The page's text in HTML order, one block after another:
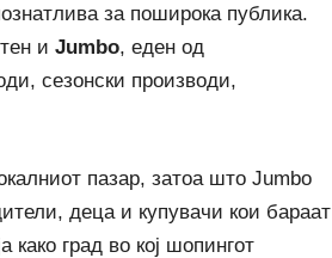
за поширока публика.
и Jumbo, еден од
сезонски производи,
пазар, затоа што Jumbo
деца и купувачи кои бараат
како град во кој шопингот